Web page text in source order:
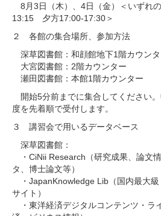
8月3日（木）、4日（金）＜いずれ
13:15 夕方17:00-17:30＞
２ 各館の集合場所、参加方法
深草図書館：和顔館地下1階カウン
大宮図書館：2階カウンター
瀬田図書館：本館1階カウンター
開始5分前までに集合してください
度を先着順で受付します。
３ 講習会で用いるデータベース
深草図書館：
・CiNii Research（研究成果、論文
タ、博士論文等）
・JapanKnowledge Lib（国内最大
サイト）
・東洋経済デジタルコンテンツ・ラ